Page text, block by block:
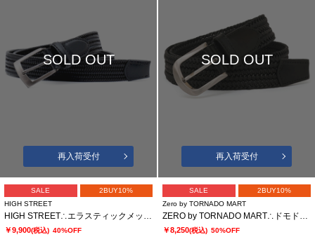
SOLD OUT
再入荷受付
SALE
2BUY10%
HIGH STREET
￥9,900(税込) 40%OFF
SOLD OUT
再入荷受付
SALE
2BUY10%
Zero by TORNADO MART
￥8,250(税込) 50%OFF